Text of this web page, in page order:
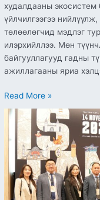
худалдааны экосистем
үйлчилгээгээ
төлөөлөгчид мэдлэг
илэрхийллээ. Мөн
байгууллагууд гадны
ажиллагааны яриа
Read More »
Ирэх
Монгол
Улсад
Азийн
шинжлэх
ухаан,